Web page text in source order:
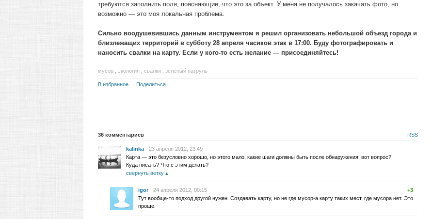
требуются заполнить поля, поясняющие, что это за объект. У меня не получалось закачать фото, но
возможно — это моя локальная проблема.
Сильно воодушевившись данным инструментом я решил организовать небольшой объезд города и
близлежащих территорий в субботу 28 апреля часиков этак в 17:00. Буду фотографировать и
наносить свалки на карту. Если у кого-то есть желание — присоединяйтесь!
мусор экология свалки зеленый патруль
В избранное Поделиться
36 комментариев RSS
kalinka
23 апреля 2012, 23:49
Карта — это безусловно хорошо, но этого мало, какие шаги должны быть после обнаружения, вот вопрос?
Куда писать? Что с этим делать?
свернуть ветку
igor 24 апреля 2012, 00:15
+3
Тут вообще-то подход другой нужен. Создавать карту, но не где мусор-а карту таких мест, где мусора нет. Это
проще.